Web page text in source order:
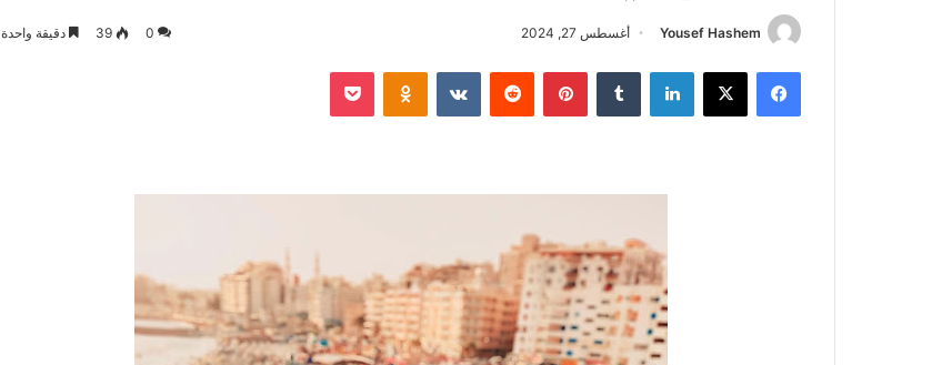
Yousef Hashem أغسطس 27, 2024 0
39 دقيقة واحدة
فيسبوك لينكدإن بينتيريست